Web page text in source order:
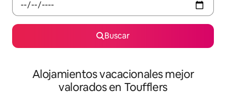
Buscar
Alojamientos vacacionales mejor
valorados en Toufflers